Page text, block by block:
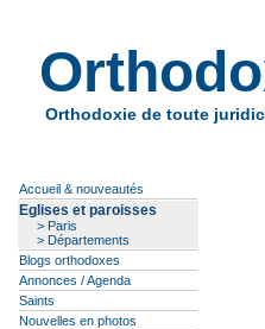
Orthodoxie de toute
Accueil & nouveautés
Eglises et paroisses
> Paris
> Départements
Blogs orthodoxes
Annonces / Agenda
Saints
Nouvelles en photos